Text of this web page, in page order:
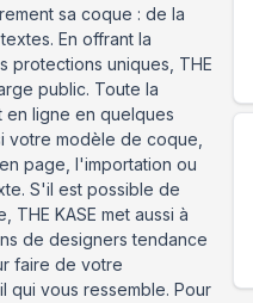
sa coque : de la
En offrant la
protections uniques, THE
public. Toute la
en ligne en quelques
votre modèle de coque,
page, l'importation ou
S'il est possible de
THE KASE met aussi à
de designers tendance
faire de votre
qui vous ressemble. Pour